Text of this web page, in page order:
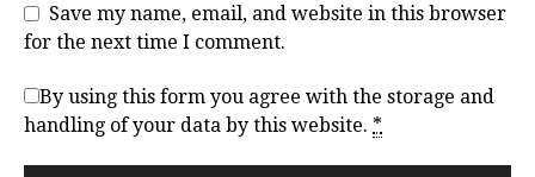
Save my name, email, and website in this browser
for the next time I comment.
By using this form you agree with the storage and
handling of your data by this website. *